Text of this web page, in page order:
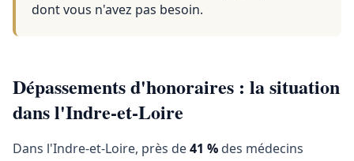
dont vous n'avez pas besoin.
Dépassements d'honoraires : la situation
dans l'Indre-et-Loire
Dans l'Indre-et-Loire, près de41 % des médecins